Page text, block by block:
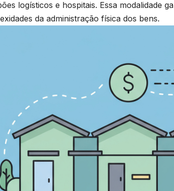
logísticos e hospitais. Essa modalidade
da administração física dos bens.